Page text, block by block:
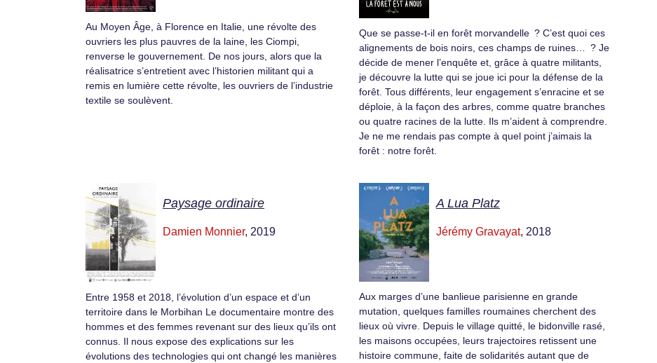
Au Moyen Âge, à Florence en Italie, une révolte des
ouvriers les plus pauvres de la laine, les Ciompi,
renverse le gouvernement. De nos jours, alors que la
réalisatrice s’entretient avec l’historien militant qui a
remis en lumière cette révolte, les ouvriers de l’industrie
textile se soulèvent.
Que se passe-t-il en forêt morvandelle ? C’est quoi ces
alignements de bois noirs, ces champs de ruines… ? Je
décide de mener l’enquête et, grâce à quatre militants,
je découvre la lutte qui se joue ici pour la défense de la
forêt. Tous différents, leur engagement s’enracine et se
déploie, à la façon des arbres, comme quatre branches
ou quatre racines de la lutte. Ils m’aident à comprendre.
Je ne me rendais pas compte à quel point j’aimais la
forêt : notre forêt.
Paysage ordinaire
Damien Monnier, 2019
Entre 1958 et 2018, l’évolution d’un espace et d’un
territoire dans le Morbihan Le documentaire montre des
hommes et des femmes revenant sur des lieux qu’ils ont
connus. Il nous expose des explications sur les
évolutions des technologies qui ont changé les manières
A Lua Platz
Jérémy Gravayat, 2018
Aux marges d’une banlieue parisienne en grande
mutation, quelques familles roumaines cherchent des
lieux où vivre. Depuis le village quitté, le bidonville rasé,
les maisons occupées, leurs trajectoires retissent une
histoire commune, faite de solidarités autant que de